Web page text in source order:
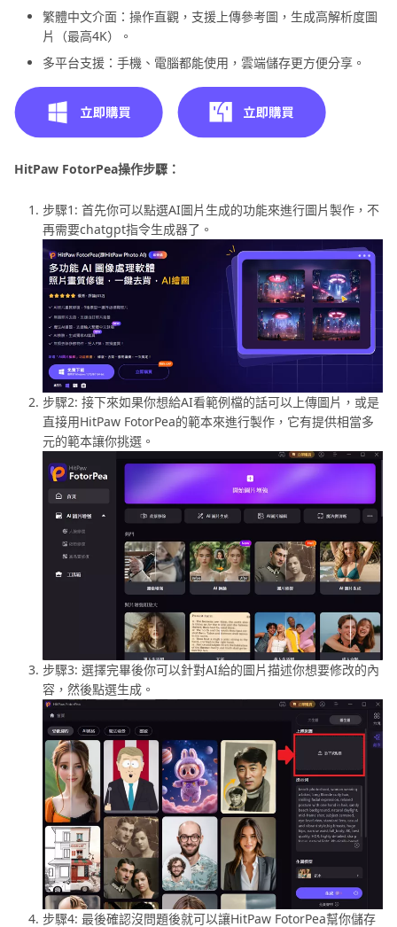
繁體中文介面：操作直觀，支援上傳參考圖，生成高解析度圖
片（最高4K）。
多平台支援：手機、電腦都能使用，雲端儲存更方便分享。
HitPaw FotorPea操作步驟：
步驟1: 首先你可以點選AI圖片生成的功能來進行圖片製作，不
再需要chatgpt指令生成器了。
步驟2: 接下來如果你想給AI看範例檔的話可以上傳圖片，或是
直接用HitPaw FotorPea的範本來進行製作，它有提供相當多
元的範本讓你挑選。
步驟3: 選擇完畢後你可以針對AI給的圖片描述你想要修改的內
容，然後點選生成。
步驟4: 最後確認沒問題後就可以讓HitPaw FotorPea幫你儲存